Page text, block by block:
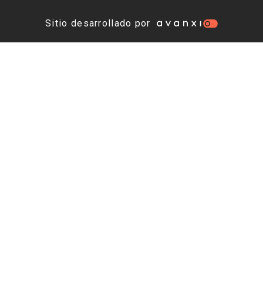
Sitio desarrollado por